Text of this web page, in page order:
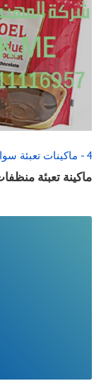
4 - ماكينات تعبئة سوائل في عبوات و أكياس
ماكينة تعبئة